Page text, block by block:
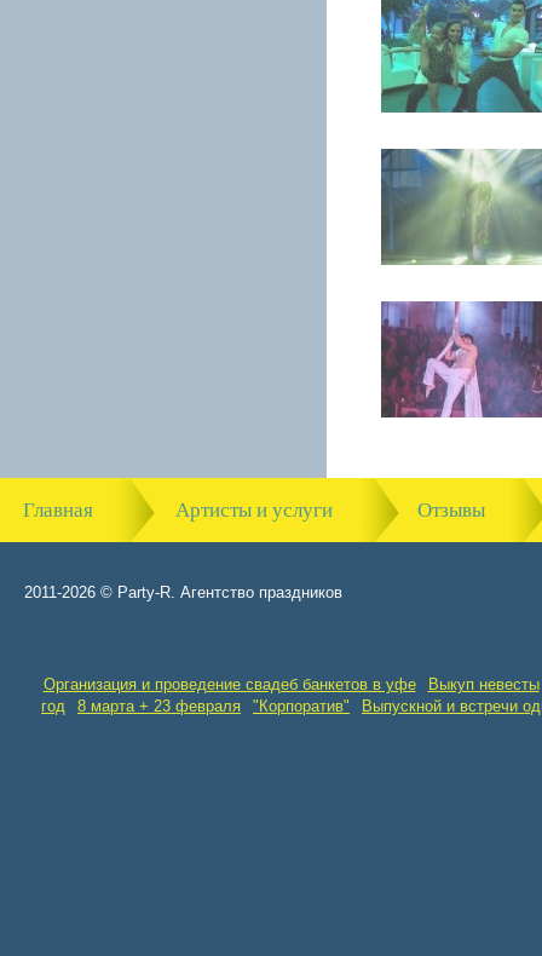
Главная Артисты и услуги Отзывы
2011-2026 © Party-R. Агентство праздников
Организация и проведение свадеб банкетов в уфе
Выкуп невесты
год
8 марта + 23 февраля "Корпоратив" Выпускной и встречи